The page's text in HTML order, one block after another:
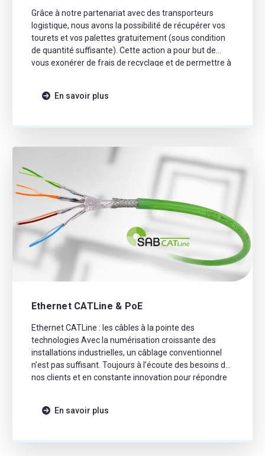
Grâce à notre partenariat avec des transporteurs
logistique, nous avons la possibilité de récupérer vos
tourets et vos palettes gratuitement (sous condition
de quantité suffisante). Cette action a pour but de
vous exonérer de frais de recyclage et de permettre à
En savoir plus
Ethernet CATLine & PoE
Ethernet CATLine : les câbles à la pointe des
technologies Avec la numérisation croissante des
installations industrielles, un câblage conventionnel
n’est pas suffisant. Toujours à l’écoute des besoins de
nos clients et en constante innovation pour répondre
câbles répondent aux […]
En savoir plus